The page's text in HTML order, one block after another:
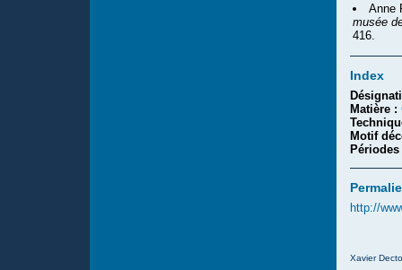
Anne
musée
416.
Index
Matière :
Motif
http://
Xavier